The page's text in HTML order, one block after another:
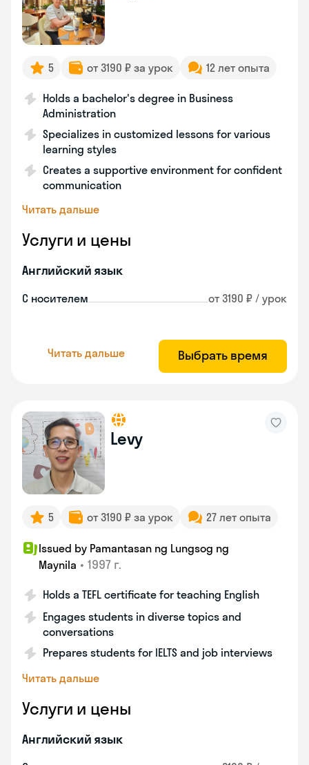
5 от 3190 ₽ за урок 12 лет опыта
Holds a bachelor's degree in Business
Administration
Specializes in customized lessons for various
learning styles
Creates a supportive environment for confident
communication
Читать дальше
Услуги и цены
Английский язык
С носителем от 3190 ₽ / урок
Читать дальше Выбрать время
Levy
5 от 3190 ₽ за урок 27 лет опыта
Issued by Pamantasan ng Lungsog ng
Maynila • 1997 г.
Holds a TEFL certificate for teaching English
Engages students in diverse topics and
conversations
Prepares students for IELTS and job interviews
Читать дальше
Услуги и цены
Английский язык